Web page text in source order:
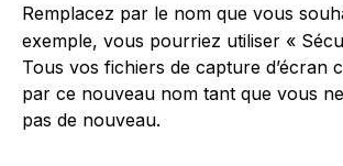
Remplacez par le nom que vous
exemple, vous pourriez utiliser «
Tous vos fichiers de capture d’écran
par ce nouveau nom tant que vous
pas de nouveau.